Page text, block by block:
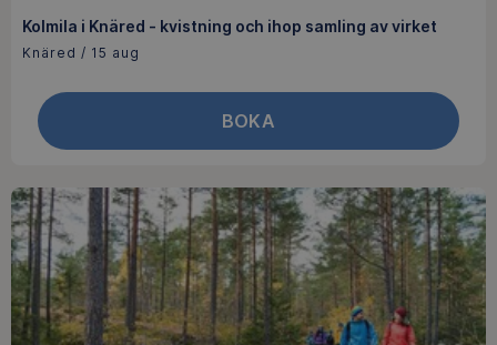
Kolmila i Knäred - kvistning och ihop samling av virket
Knäred / 15 aug
BOKA